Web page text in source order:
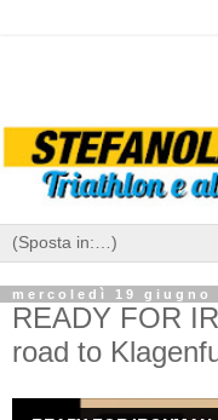
mercoledì 19 giugno
READY FOR
road to